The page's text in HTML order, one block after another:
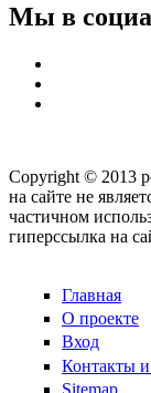
Мы в
Copyright © 2013
на сайте не
частичном
гиперссылка на
Главная
О проекте
Вход
Контакты и
Sitemap